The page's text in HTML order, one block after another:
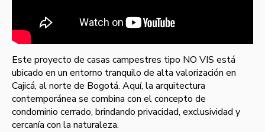
Este proyecto de casas campestres tipo NO VIS está
ubicado en un entorno tranquilo de alta valorización en
Cajicá, al norte de Bogotá. Aquí, la arquitectura
contemporánea se combina con el concepto de
condominio cerrado, brindando privacidad, exclusividad y
cercanía con la naturaleza.